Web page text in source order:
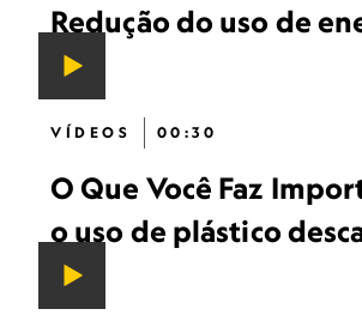
Redução do uso de
VÍDEOS 00:30
O Que Você Faz
o uso de plástico